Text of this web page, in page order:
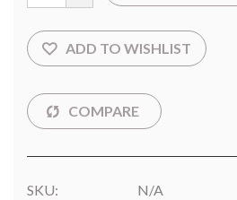
SKU: N/A